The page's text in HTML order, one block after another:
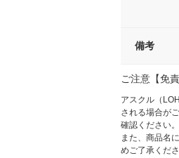
備考
ご注意【免責
アスクル（
される場合が
確認ください
また、商品名
めご了承くださ